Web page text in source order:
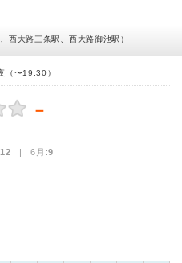
西大路三条駅、西大路御池駅）
（〜19:30）
－
12 | 6月:9